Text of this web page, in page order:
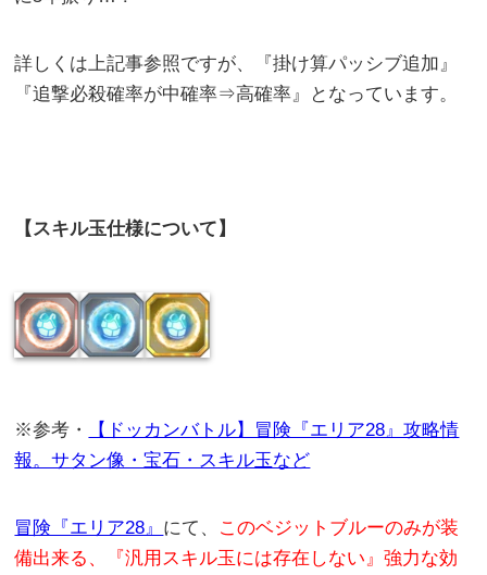
詳しくは上記事参照ですが、『掛け算パッシブ追加』
『追撃必殺確率が中確率⇒高確率』となっています。
【スキル玉仕様について】
※参考・
【ドッカンバトル】冒険『エリア28』攻略情
報。サタン像・宝石・スキル玉など
冒険『エリア28』 にて、 このベジットブルーのみが装
備出来る、『汎用スキル玉には存在しない』強力な効